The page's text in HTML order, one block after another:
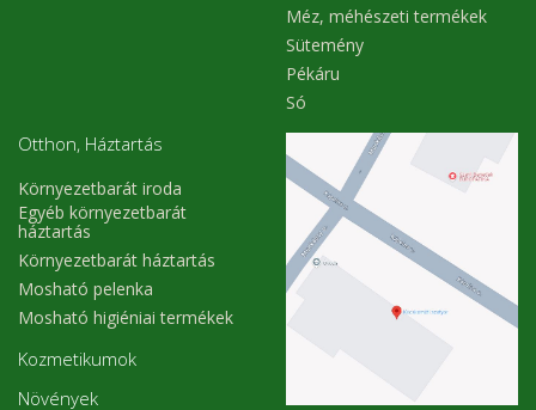
Méz, méhészeti termékek
Sütemény
Pékáru
Só
Otthon, Háztartás
Környezetbarát iroda
Egyéb környezetbarát
háztartás
Környezetbarát háztartás
Mosható pelenka
Mosható higiéniai termékek
Kozmetikumok
Növények